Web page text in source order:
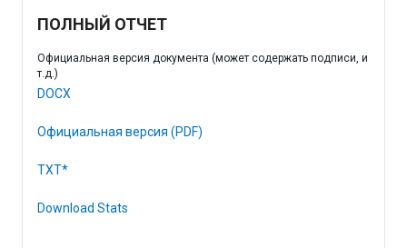
ПОЛНЫЙ ОТЧЕТ
Официальная версия документа (может содержать подписи, и
т.д.)
DOCX
Официальная версия (PDF)
TXT*
Download Stats